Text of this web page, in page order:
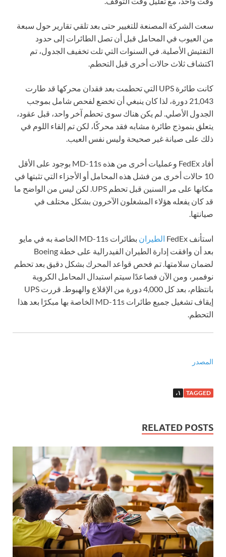
سعت الشركة المصنعة للتغيير حتى بعد تلقي تقارير حول سبعة
من العيوب في المحامل قبل أن تصل الطائرات إلى حدود
التفتيش الأصلية. في السنوات التي تلت تخفيف الجدول، تم
اكتشاف ثلاث حالات أخرى قبل التحطم.
كانت طائرة UPS التي تحطمت بعد فقدان محركها قد طارت
21,043 دورة، لذا كان ينبغي أن تخضع لفحص شامل بموجب
الجدول الأصلي. لم يكن هناك سوى تحطم آخر واحد، قبل عقود،
يتعلق بنموذج طائرة مشابه فقد محركًا، لكن تم إلقاء اللوم في
ذلك على صيانة غير صحيحة وليس نفس العيب.
أفاد FedEx وعمليات أخرى من هذه MD-11s بوجود على الأقل
10 حالات أخرى من فشل هذه المحامل أو الأجزاء التي تثبتها في
مكانها على مر السنين قبل تحطم UPS. لكن ليس من الواضح ما
قد كان يفعله هؤلاء المشغلون الآخرون بشكل مختلف في
صيانتها.
استأنف FedEx الطيران
بطائرات MD-11s الخاصة به في مايو
بعد أن وافقت إدارة الطيران الفيدرالية على خطة Boeing
لضمان سلامتها. تم فحص قواعد المحرك بشكل دقيق بعد تحطم
نوفمبر، ومن الآن فصاعدًا سيتم استبدال المحامل الكروية
بانتظام، بعد كل 4,000 دورة من الإقلاع والهبوط. قررت UPS
إيقاف تشغيل جميع طائرات MD-11s الخاصة بها مبكرًا بعد هذا
التحطم.
المصدر
TAGGED ١،
RELATED POSTS